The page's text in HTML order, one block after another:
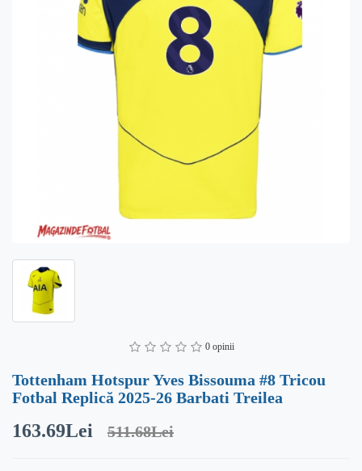
0 opinii
Tottenham Hotspur Yves Bissouma #8 Tricou
Fotbal Replică 2025-26 Barbati Treilea
163.69Lei 511.68Lei